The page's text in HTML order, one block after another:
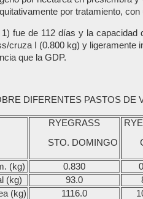
por tratamiento,
fue de 112 días y la
I (0.800 kg) y
que la GDP.
DIFERENTES PASTOS DE
RYEGRASS
STO. DOMINGO
(kg) 0.830
(kg)
93.0
(kg)
1116.0